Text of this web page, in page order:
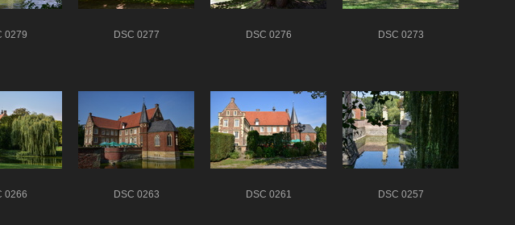
0279 DSC 0277 DSC 0276 DSC 0273
0266 DSC 0263 DSC 0261 DSC 0257